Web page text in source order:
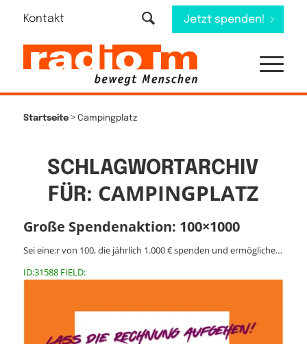
Kontakt Jetzt spenden!
Startseite> Campingplatz
SCHLAGWORTARCHIV
FÜR: CAMPINGPLATZ
Große Spendenaktion: 100×1000
Sei eine:r von 100, die jährlich 1.000 € spenden und ermögliche…
ID:31588 FIELD: